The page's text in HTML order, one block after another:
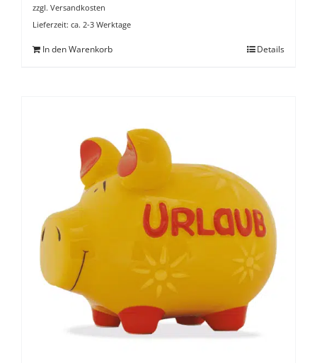
zzgl. Versandkosten
Lieferzeit: ca. 2-3 Werktage
In den Warenkorb Details